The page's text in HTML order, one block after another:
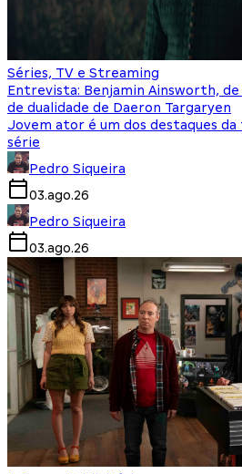
Séries, TV e Streaming
Entrevista: Benjamin Ainsworth, de
de dualidade de Daeron Targaryen
Jovem ator é um dos destaques
série
Pedro Siqueira
03.ago.26
Pedro Siqueira
03.ago.26